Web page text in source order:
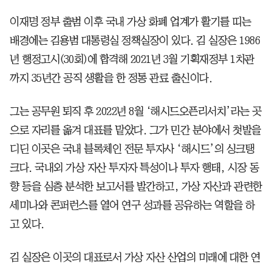
이재명 정부 출범 이후 국내 가상 화폐 업계가 활기를 띠는
배경에는 김용범 대통령실 정책실장이 있다. 김 실장은 1986
년 행정고시(30회)에 합격해 2021년 3월 기획재정부 1차관
까지 35년간 공직 생활을 한 정통 관료 출신이다.
그는 공무원 퇴직 후 2022년 8월 ‘해시드오픈리서치’라는 곳
으로 자리를 옮겨 대표를 맡았다. 그가 민간 분야에서 첫발을
디딘 이곳은 국내 블록체인 전문 투자사 ‘해시드’의 싱크탱
크다. 국내외 가상 자산 투자자 특성이나 투자 행태, 시장 동
향 등을 심층 분석한 보고서를 발간하고, 가상 자산과 관련한
세미나와 콘퍼런스를 열어 연구 성과를 공유하는 역할을 하
고 있다.
김 실장은 이곳의 대표로서 가상 자산 산업의 미래에 대한 연